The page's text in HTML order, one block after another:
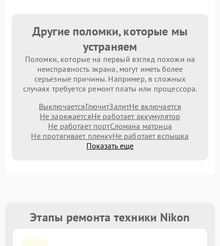
Другие поломки, которые мы
устраняем
Поломки, которые на первый взгляд похожи на
неисправность экрана, могут иметь более
серьезные причины. Например, в сложных
случаях требуется ремонт платы или процессора.
ВыключаетсяГлючитЗалитНе включается
Не заряжаетсяНе работает аккумулятор
Не работает портСломана матрица
Не протягивает пленкуНе работает вспышка
Показать еще
Этапы ремонта техники Nikon